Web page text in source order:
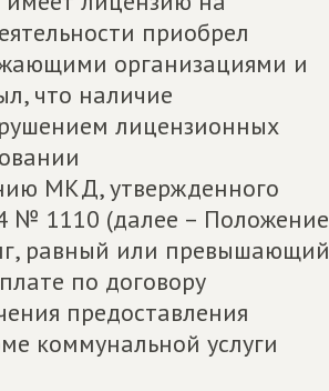
приобрел
организациями и
что наличие
лицензионных
МКД, утвержденного
№ 1110 (далее – Положение
равный или превышающий
по договору
предоставления
коммунальной услуги